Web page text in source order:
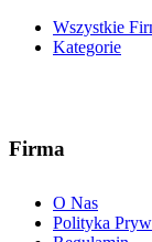
Wszystkie
Kategorie
Firma
O Nas
Polityka